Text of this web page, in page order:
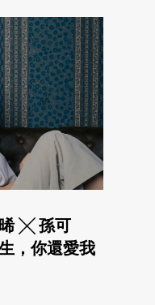
╳ 孫可
，你還愛我